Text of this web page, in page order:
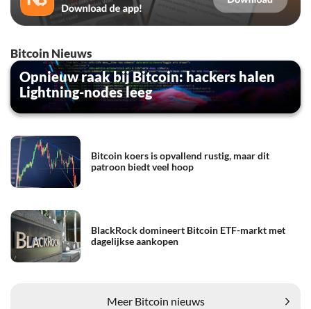
Bitcoin Nieuws
Opnieuw raak bij Bitcoin: hackers halen
Lightning-nodes leeg
Bitcoin koers is opvallend rustig, maar dit
patroon biedt veel hoop
BlackRock domineert Bitcoin ETF-markt met
dagelijkse aankopen
Meer Bitcoin nieuws